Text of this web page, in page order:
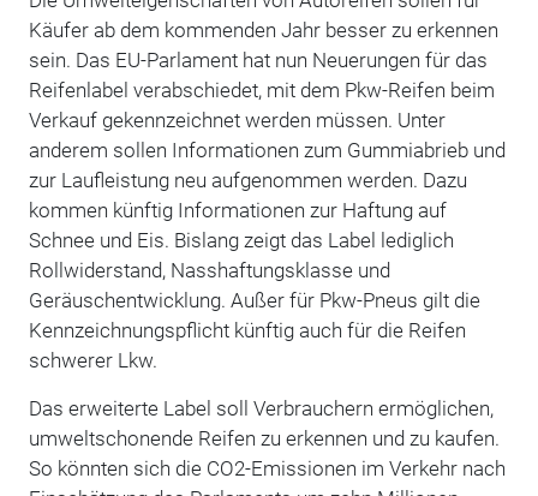
Käufer ab dem kommenden Jahr besser zu erkennen
sein. Das EU-Parlament hat nun Neuerungen für das
Reifenlabel verabschiedet, mit dem Pkw-Reifen beim
Verkauf gekennzeichnet werden müssen. Unter
anderem sollen Informationen zum Gummiabrieb und
zur Laufleistung neu aufgenommen werden. Dazu
kommen künftig Informationen zur Haftung auf
Schnee und Eis. Bislang zeigt das Label lediglich
Rollwiderstand, Nasshaftungsklasse und
Geräuschentwicklung. Außer fürPkw-Pneus gilt die
Kennzeichnungspflicht künftig auch für die Reifen
schwerer Lkw.
Das erweiterte Label soll Verbrauchern ermöglichen,
umweltschonende Reifen zu erkennen und zu kaufen.
So könnten sich die CO2-Emissionen im Verkehr nach